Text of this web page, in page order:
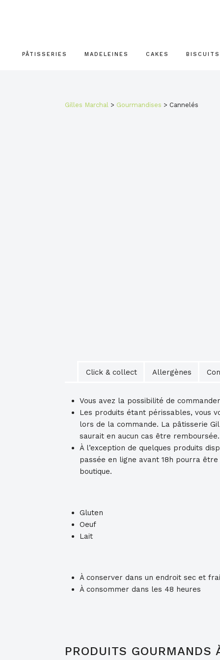
principalePÂTISSERIES MADELEINES CAKES BISCUITS
Gilles Marchal > Gourmandises > Cannelés
Click & collect Allergènes
Vous avez la possibilité de
Les produits étant périssables, vous
lors de la commande. La pâtisserie
saurait en aucun cas être remboursée.
À l’exception de quelques produits
passée en ligne avant 18h pourra
boutique.
Gluten
Oeuf
Lait
À conserver dans un endroit sec et
À consommer dans les 48 heures
PRODUITS GOURMANDS